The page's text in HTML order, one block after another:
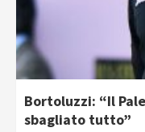
Bortoluzzi: “Il
sbagliato tutto”